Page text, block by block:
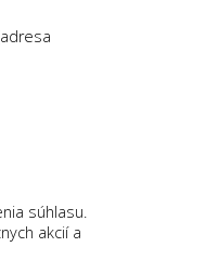
súhlasu.
akcií a